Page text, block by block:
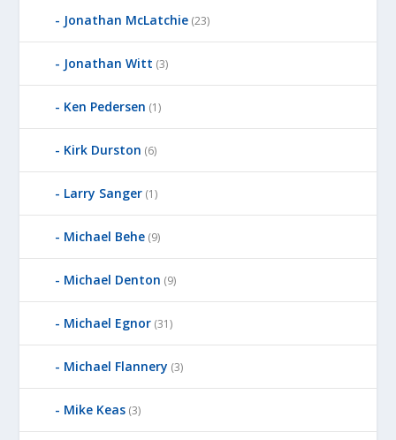
Jonathan McLatchie (23)
Jonathan Witt (3)
Ken Pedersen (1)
Kirk Durston (6)
Larry Sanger (1)
Michael Behe (9)
Michael Denton (9)
Michael Egnor (31)
Michael Flannery (3)
Mike Keas (3)